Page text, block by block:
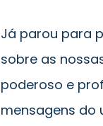
Já parou para
sobre as
poderoso e
mensagens do